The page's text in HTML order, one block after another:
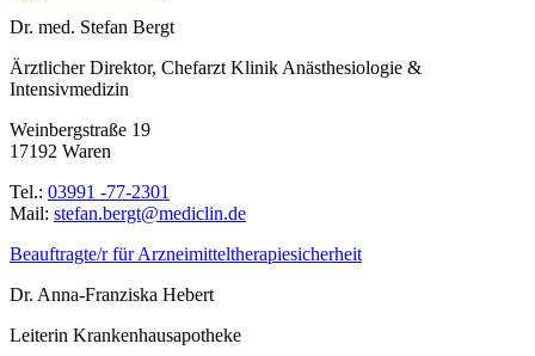
Dr. med. Stefan Bergt
Ärztlicher Direktor, Chefarzt Klinik Anästhesiologie &
Intensivmedizin
Weinbergstraße 19
17192 Waren
Tel.: 03991 -77-2301
Mail: ed.nilcidem@tgreb.nafets
Beauftragte/r für Arzneimitteltherapiesicherheit
Dr. Anna-Franziska Hebert
Leiterin Krankenhausapotheke